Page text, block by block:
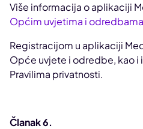
Više informacija o aplikaciji
Općim uvjetima i odredbama
Registracijom u aplikaciji
Opće uvjete i odredbe, kao i
Pravilima privatnosti.
Članak 6.